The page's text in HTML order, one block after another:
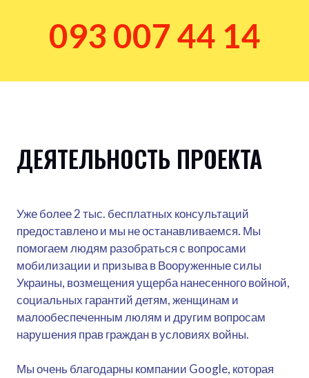
093 007 44 14
ДЕЯТЕЛЬНОСТЬ ПРОЕКТА
Уже более 2 тыс. бесплатных консультаций
предоставлено и мы не останавливаемся. Мы
помогаем людям разобраться с вопросами
мобилизации и призыва в Вооруженные силы
Украины, возмещения ущерба нанесенного войной,
социальных гарантий детям, женщинам и
малообеспеченным люлям и другим вопросам
нарушения прав граждан в условиях войны.
Мы очень благодарны компании Google, которая